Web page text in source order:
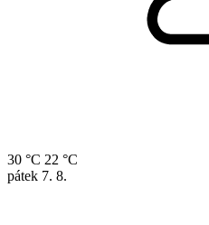
30 °C 22 °C
pátek 7. 8.